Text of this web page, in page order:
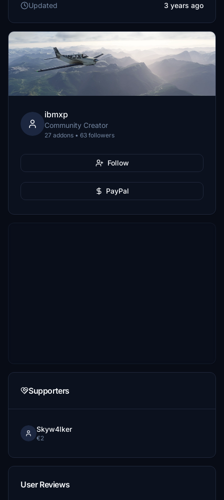
Updated
3 years ago
ibmxp
Community Creator
27 addons • 63 followers
Follow
PayPal
Supporters
Skyw4lker
€2
User Reviews